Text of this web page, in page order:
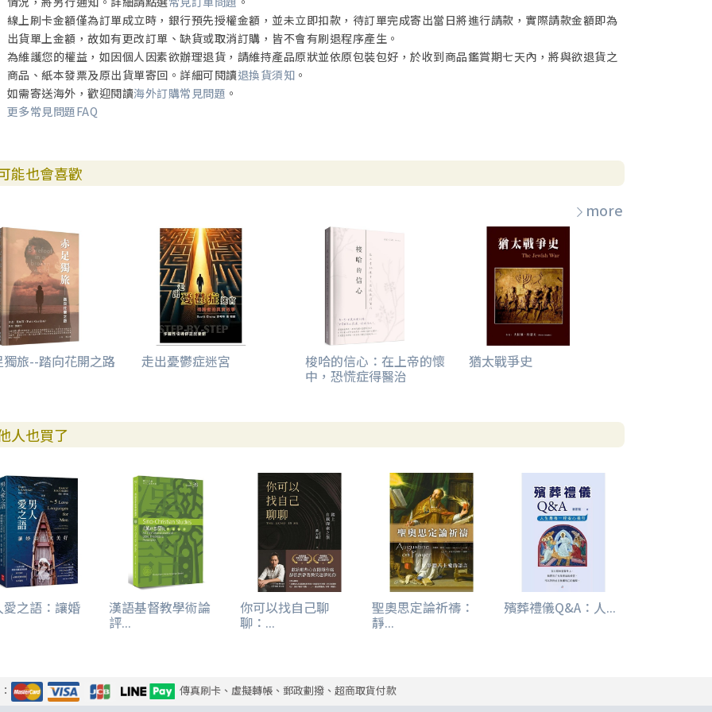
線上刷卡金額僅為訂單成立時，銀行預先授權金額，並未立即扣款，待訂單完成寄出當日將進行請款，實際請款金額即為
出貨單上金額，故如有更改訂單、缺貨或取消訂購，皆不會有刷退程序產生。
為維護您的權益，如因個人因素欲辦理退貨，請維持產品原狀並依原包裝包好，於收到商品鑑賞期七天內，將與欲退貨之
商品、紙本發票及原出貨單寄回。詳細可閱讀退換貨須知 。
如需寄送海外，歡迎閱讀海外訂購常見問題 。
更多常見問題FAQ
能也會喜歡
more
獨旅--踏向花開之路 走出憂鬱症迷宮 梭哈的信心：在上帝的懷
中，恐慌症得醫治
猶太戰爭史
人也買了
愛之語：讓婚 漢語基督教學術論
評...
你可以找自己聊
聊：...
聖奧思定論祈禱：
靜...
殯葬禮儀Q&A：人...
傳真刷卡、虛擬轉帳、郵政劃撥、超商取貨付款